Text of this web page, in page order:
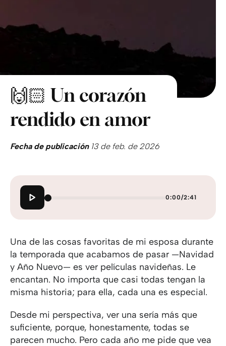
🙌🏻 Un corazón
rendido en amor
Fecha de publicación13 de feb. de 2026
0:00/2:41
Una de las cosas favoritas de mi esposa durante
la temporada que acabamos de pasar —Navidad
y Año Nuevo— es ver películas navideñas. Le
encantan. No importa que casi todas tengan la
misma historia; para ella, cada una es especial.
Desde mi perspectiva, ver una sería más que
suficiente, porque, honestamente, todas se
parecen mucho. Pero cada año me pide que vea